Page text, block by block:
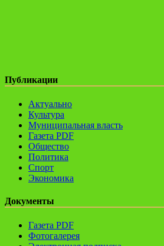
Публикации
Актуально
Культура
Муниципальная власть
Газета PDF
Общество
Политика
Спорт
Экономика
Документы
Газета PDF
Фотогалерея